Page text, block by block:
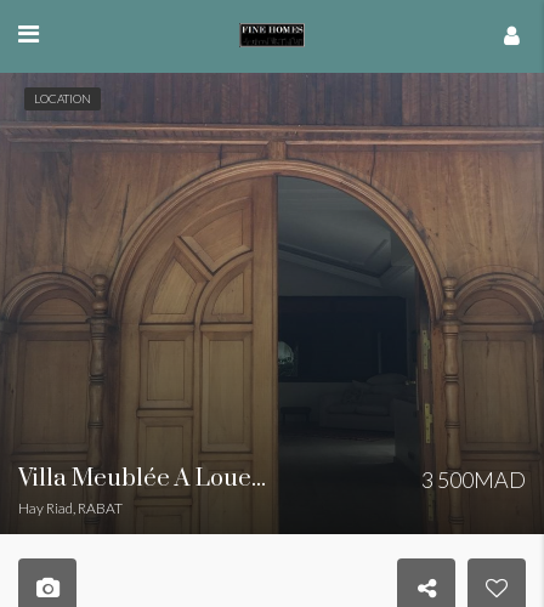
LOCATION
Villa Meublée À Louer Située À Hay Riad
Hay Riad, RABAT
3 500MAD